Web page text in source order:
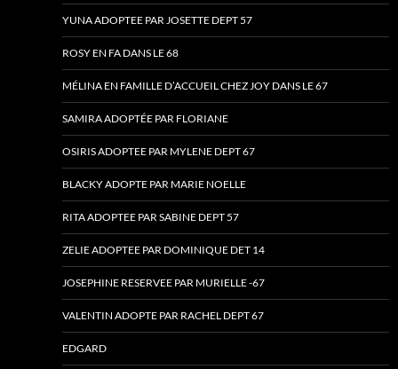
YUNA ADOPTEE PAR JOSETTE DEPT 57
ROSY EN FA DANS LE 68
MÉLINA EN FAMILLE D’ACCUEIL CHEZ JOY DANS LE 67
SAMIRA ADOPTÉE PAR FLORIANE
OSIRIS ADOPTEE PAR MYLENE DEPT 67
BLACKY ADOPTE PAR MARIE NOELLE
RITA ADOPTEE PAR SABINE DEPT 57
ZELIE ADOPTEE PAR DOMINIQUE DET 14
JOSEPHINE RESERVEE PAR MURIELLE -67
VALENTIN ADOPTE PAR RACHEL DEPT 67
EDGARD